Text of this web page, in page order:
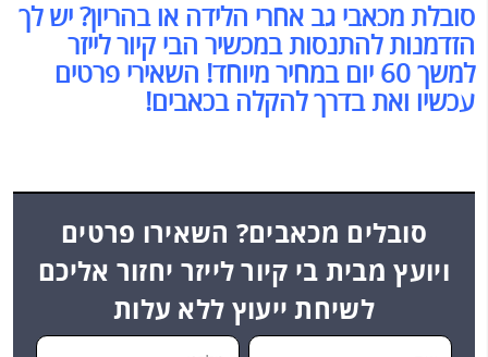
סובלת מכאבי גב אחרי הלידה או בהריון? יש לך
הזדמנות להתנסות במכשיר הבי קיור לייזר
למשך 60 יום במחיר מיוחד! השאירי פרטים
עכשיו ואת בדרך להקלה בכאבים!
סובלים מכאבים? השאירו פרטים
ויועץ מבית בי קיור לייזר יחזור אליכם
לשיחת ייעוץ ללא עלות